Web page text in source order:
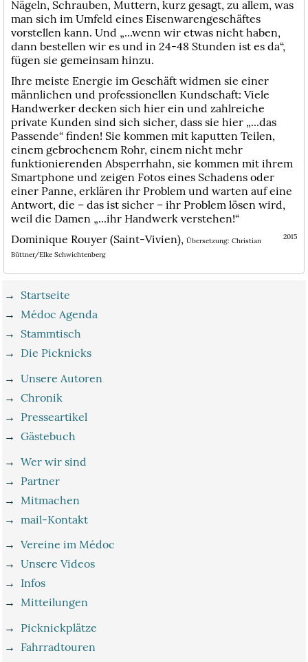
Nägeln, Schrauben, Muttern, kurz gesagt, zu allem, was
man sich im Umfeld eines Eisenwarengeschäftes
vorstellen kann. Und „...wenn wir etwas nicht haben,
dann bestellen wir es und in 24-48 Stunden ist es da“,
fügen sie gemeinsam hinzu.
Ihre meiste Energie im Geschäft widmen sie einer
männlichen und professionellen Kundschaft: Viele
Handwerker decken sich hier ein und zahlreiche
private Kunden sind sich sicher, dass sie hier „...das
Passende“ finden! Sie kommen mit kaputten Teilen,
einem gebrochenem Rohr, einem nicht mehr
funktionierenden Absperrhahn, sie kommen mit ihrem
Smartphone und zeigen Fotos eines Schadens oder
einer Panne, erklären ihr Problem und warten auf eine
Antwort, die – das ist sicher – ihr Problem lösen wird,
weil die Damen „...ihr Handwerk verstehen!“
2015
Dominique Rouyer (Saint-Vivien),Übersetzung: Christian
Büttner/Elke Schwichtenberg
→ Startseite
→ Médoc Agenda
→ Stammtisch
→ Die Picknicks
→ Unsere Autoren
→ Chronik
→ Presseartikel
→ Gästebuch
→ Wer wir sind
→ Partner
→ Mitmachen
→ mail-Kontakt
→ Vereine im Médoc
→ Unsere Videos
→ Infos
→ Mitteilungen
→ Picknickplätze
→ Fahrradtouren